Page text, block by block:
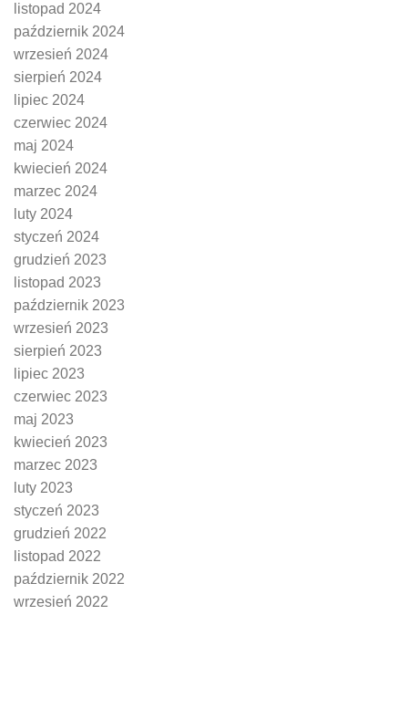
listopad 2024
październik 2024
wrzesień 2024
sierpień 2024
lipiec 2024
czerwiec 2024
maj 2024
kwiecień 2024
marzec 2024
luty 2024
styczeń 2024
grudzień 2023
listopad 2023
październik 2023
wrzesień 2023
sierpień 2023
lipiec 2023
czerwiec 2023
maj 2023
kwiecień 2023
marzec 2023
luty 2023
styczeń 2023
grudzień 2022
listopad 2022
październik 2022
wrzesień 2022